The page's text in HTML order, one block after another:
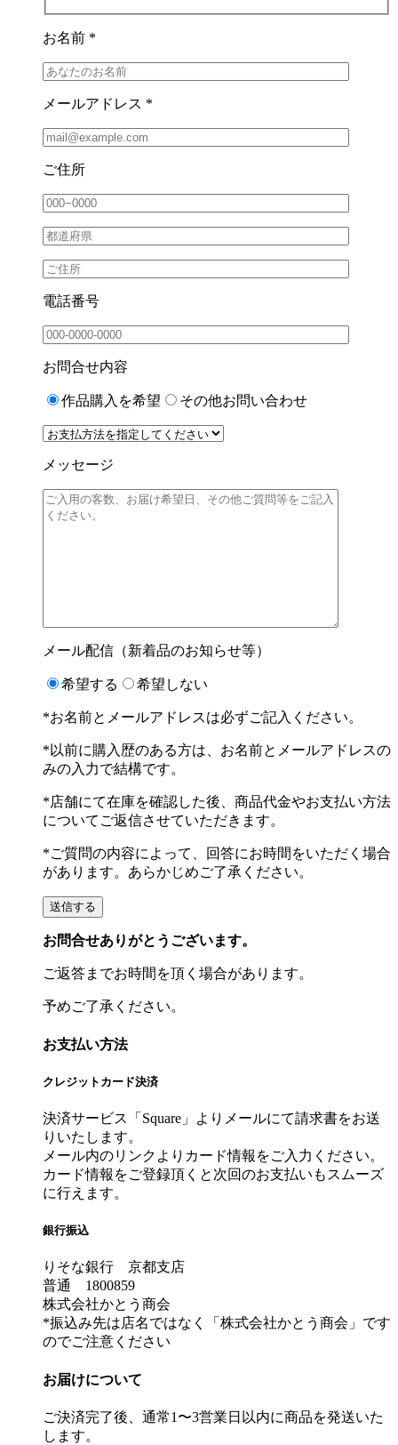
お名前 *
メールアドレス *
ご住所
電話番号
お問合せ内容
作品購入を希望 その他お問い合わせ
メッセージ
メール配信（新着品のお知らせ等）
希望する 希望しない
*お名前とメールアドレスは必ずご記入ください。
*以前に購入歴のある方は、お名前とメールアドレスの
みの入力で結構です。
*店舗にて在庫を確認した後、商品代金やお支払い方法
についてご返信させていただきます。
*ご質問の内容によって、回答にお時間をいただく場合
があります。あらかじめご了承ください。
お問合せありがとうございます。
ご返答までお時間を頂く場合があります。
予めご了承ください。
お支払い方法
クレジットカード決済
決済サービス「Square」よりメールにて請求書をお送
りいたします。
メール内のリンクよりカード情報をご入力ください。
カード情報をご登録頂くと次回のお支払いもスムーズ
に行えます。
銀行振込
りそな銀行 京都支店
普通 1800859
株式会社かとう商会
*振込み先は店名ではなく「株式会社かとう商会」です
のでご注意ください
お届けについて
ご決済完了後、通常1〜3営業日以内に商品を発送いた
します。